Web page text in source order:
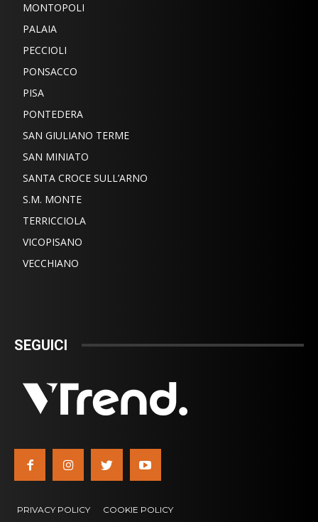
MONTOPOLI
PALAIA
PECCIOLI
PONSACCO
PISA
PONTEDERA
SAN GIULIANO TERME
SAN MINIATO
SANTA CROCE SULL’ARNO
S.M. MONTE
TERRICCIOLA
VICOPISANO
VECCHIANO
SEGUICI
PRIVACY POLICY COOKIE POLICY